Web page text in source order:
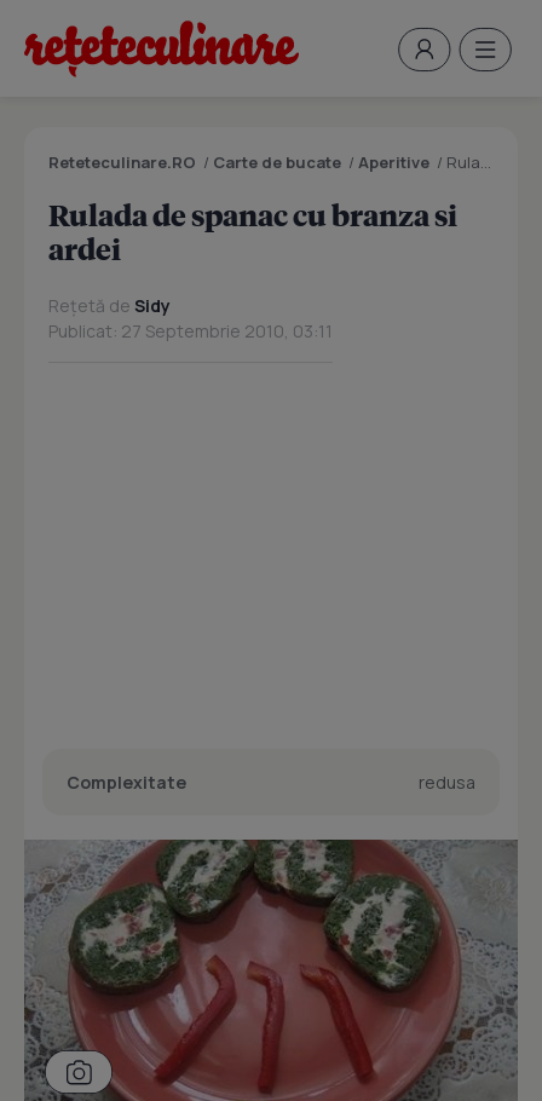
Reteteculinare.RO / Carte de bucate / Aperitive / Rulada de spanac cu branza si ardei
Rulada de spanac cu branza si
ardei
Rețetă de Sidy
Publicat: 27 Septembrie 2010, 03:11
Complexitate redusa